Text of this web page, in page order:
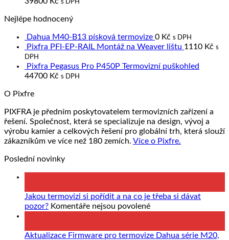
s DPH
Nejlépe hodnocený
Dahua M40-B13 písková termovize 0 Kč s DPH
Pixfra PFI-EP-RAIL Montáž na Weaver lištu 1110 Kč s
DPH
Pixfra Pegasus Pro P450P Termovizní puškohled
44700 Kč s DPH
O Pixfre
PIXFRA je předním poskytovatelem termovizních zařízení a
řešení. Společnost, která se specializuje na design, vývoj a
výrobu kamier a celkových řešení pro globální trh, která slouží
zákazníkům ve více než 180 zemích. Více o Pixfre.
Poslední novinky
Jakou termovizi si pořídit a na co je třeba si dávat
pozor? Komentáře nejsou povolenéu
názvem
Aktualizace Firmware pro termovize Dahua série M20,